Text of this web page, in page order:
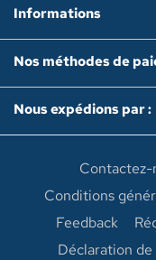
Informations
Nos méthodes de
Nous expédions par :
Contactez-
Conditions
Feedback
Déclaration